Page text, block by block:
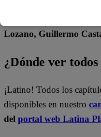
Lozano, Guillermo
¿Dónde ver
¡Latino! Todos los
disponibles en nuestro
del portal web Latina